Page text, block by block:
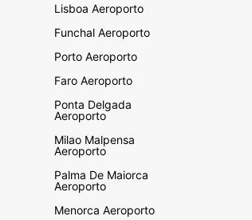
Lisboa Aeroporto
Funchal Aeroporto
Porto Aeroporto
Faro Aeroporto
Ponta Delgada
Aeroporto
Milao Malpensa
Aeroporto
Palma De Maiorca
Aeroporto
Menorca Aeroporto